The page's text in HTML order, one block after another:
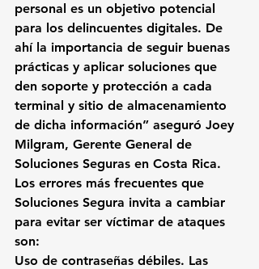
personal es un objetivo potencial
para los delincuentes digitales. De
ahí la importancia de seguir buenas
prácticas y aplicar soluciones que
den soporte y protección a cada
terminal y sitio de almacenamiento
de dicha información” aseguró Joey
Milgram, Gerente General de
Soluciones Seguras en Costa Rica.
Los errores más frecuentes que
Soluciones Segura invita a cambiar
para evitar ser víctimar de ataques
son:
Uso de contraseñas débiles. Las